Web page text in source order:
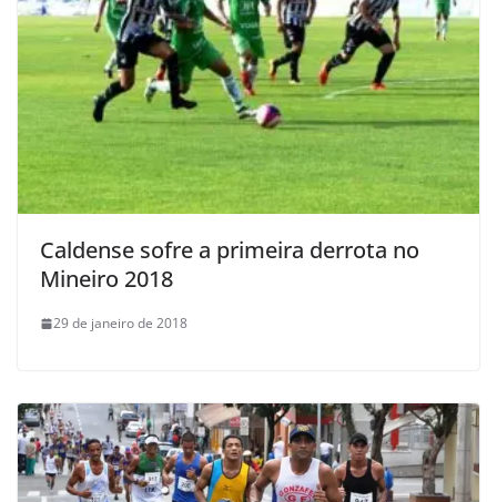
Caldense sofre a primeira derrota no
Mineiro 2018
29 de janeiro de 2018